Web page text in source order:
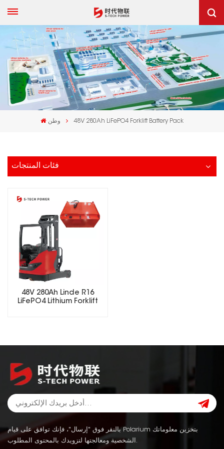
وطن 48V 280Ah LiFePO4 Forklift Battery Pack
فئات المنتجات
48V 280Ah Linde R16
LiFePO4 Lithium Forklift
بالنقر فوق "إرسال"، فإنك توافق على قيام Polarium بتخزين معلوماتك
الشخصية ومعالجتها لتزويدك بالمحتوى المطلوب.